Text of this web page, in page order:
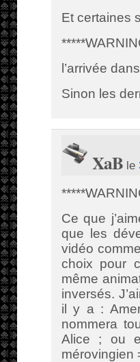
Et certaines
l’arrivée
Sinon les
XaB le
Ce que
que les
vidéo
choix pour
même
inversés.
il y a :
nommera
Alice ; ou
mérovingien